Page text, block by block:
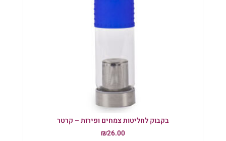
בקבוק לחליטות צמחים ופירות – קרטר
₪26.00